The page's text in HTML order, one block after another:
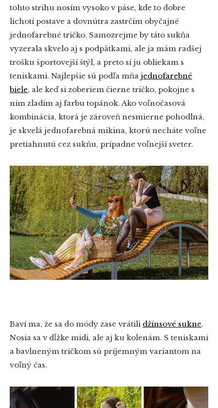
tohto strihu nosím vysoko v páse, kde to dobre
lichotí postave a dovnútra zastrčím obyčajné
jednofarebné tričko. Samozrejme by táto sukňa
vyzerala skvelo aj s podpätkami, ale ja mám radšej
trošku športovejší štýl, a preto si ju obliekam s
teniskami. Najlepšie sú podľa mňa jednofarebné
biele, ale keď si zoberiem čierne tričko, pokojne s
ním zladím aj farbu topánok. Ako voľnočasová
kombinácia, ktorá je zároveň nesmierne pohodlná,
je skvelá jednofarebná mikina, ktorú necháte voľne
pretiahnutú cez sukňu, prípadne voľnejší sveter.
Baví ma, že sa do módy zase vrátili džínsové sukne.
Nosia sa v dĺžke midi, ale aj ku kolenám. S teniskami
a bavlneným tričkom sú príjemným variantom na
voľný čas.